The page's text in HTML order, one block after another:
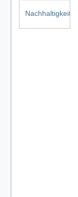
Nachhaltigkeit